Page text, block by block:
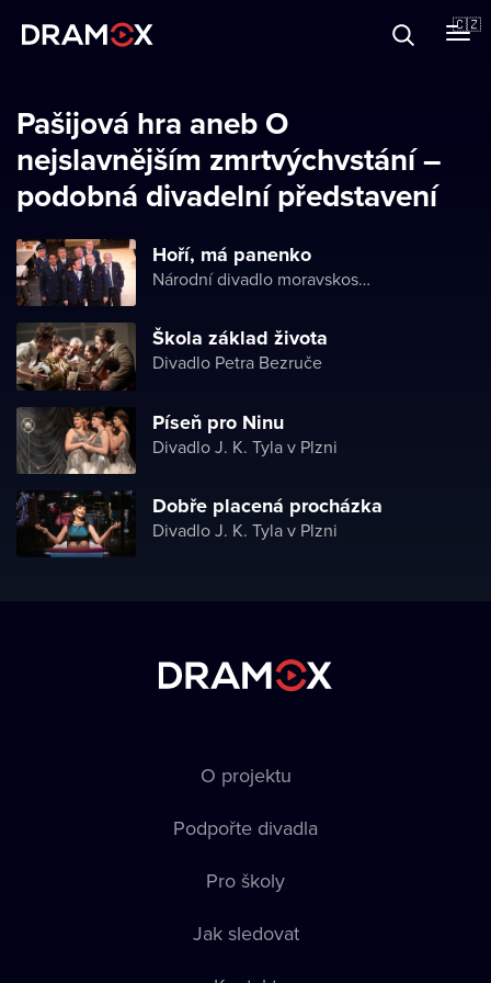
🇨🇿
Pašijová hra aneb O
nejslavnějším zmrtvýchvstání –
podobná divadelní představení
Hoří, má panenko
Národní divadlo moravskoslezské
Škola základ života
Divadlo Petra Bezruče
Píseň pro Ninu
Divadlo J. K. Tyla v Plzni
Dobře placená procházka
Divadlo J. K. Tyla v Plzni
O projektu
Podpořte divadla
Pro školy
Jak sledovat